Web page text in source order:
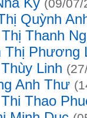
(09/07/
Quỳnh
Thanh
Thị Phương
Linh
Anh Thư
Thao